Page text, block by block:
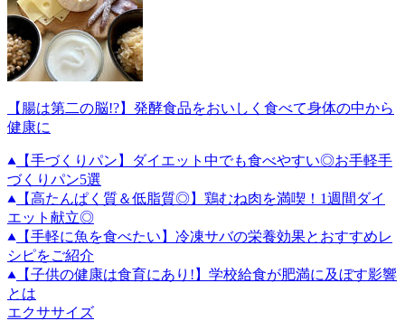
【腸は第二の脳!?】発酵食品をおいしく食べて身体の中から
健康に
【手づくりパン】ダイエット中でも食べやすい◎お手軽手
づくりパン5選
【高たんぱく質＆低脂質◎】鶏むね肉を満喫！1週間ダイ
エット献立◎
【手軽に魚を食べたい】冷凍サバの栄養効果とおすすめレ
シピをご紹介
【子供の健康は食育にあり!】学校給食が肥満に及ぼす影響
とは
エクササイズ